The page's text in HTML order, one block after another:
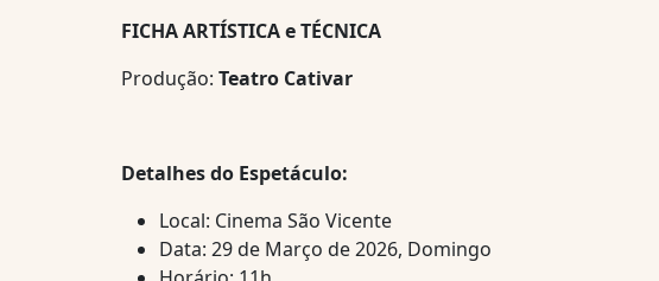
FICHA ARTÍSTICA e TÉCNICA
Produção: Teatro Cativar
Detalhes do Espetáculo:
Local: Cinema São Vicente
Data: 29 de Março de 2026, Domingo